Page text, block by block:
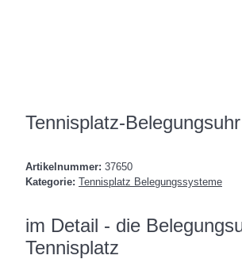
Tennisplatz-Belegungsuhr
Artikelnummer: 37650
Kategorie: Tennisplatz Belegungssysteme
im Detail - die
Tennisplatz